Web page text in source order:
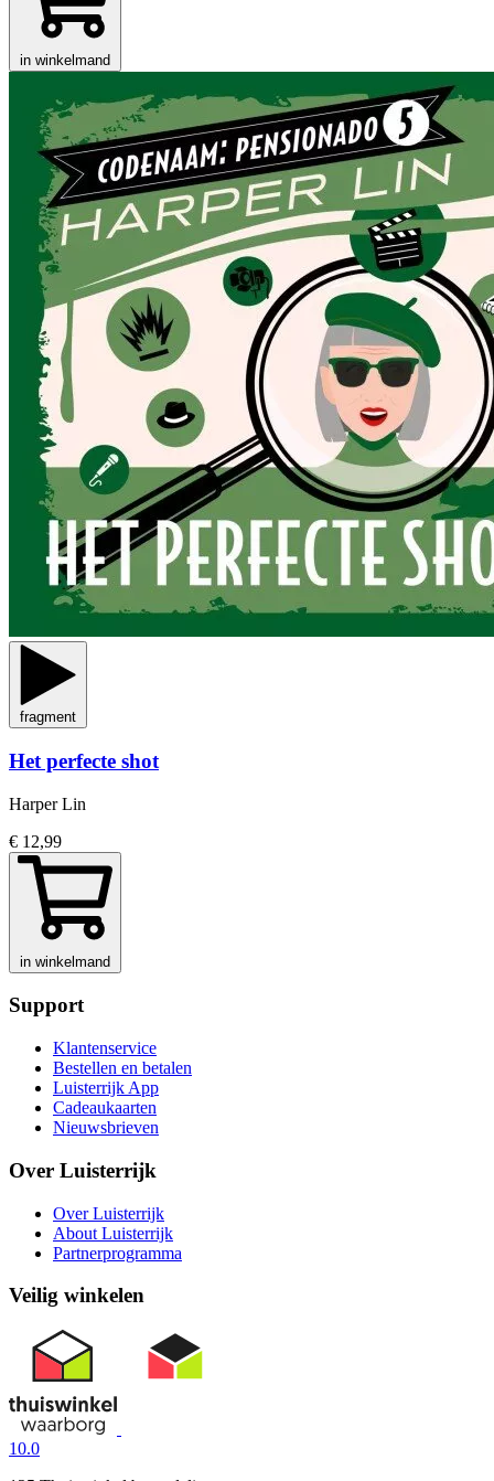
in winkelmand
fragment
Het perfecte shot
Harper Lin
€ 12,99
in winkelmand
Support
Klantenservice
Bestellen en betalen
Luisterrijk App
Cadeaukaarten
Nieuwsbrieven
Over Luisterrijk
Over Luisterrijk
About Luisterrijk
Partnerprogramma
Veilig winkelen
10.0